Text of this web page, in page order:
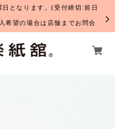
となります。(受付締切:前日
希望の場合は店舗までお問合